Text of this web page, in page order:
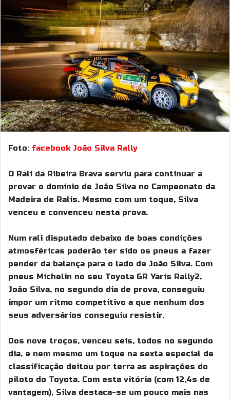
Foto: facebook João Silva Rally
O Rali da Ribeira Brava serviu para continuar a
provar o domínio de João Silva no Campeonato da
Madeira de Ralis. Mesmo com um toque, Silva
venceu e convenceu nesta prova.
Num rali disputado debaixo de boas condições
atmosféricas poderão ter sido os pneus a fazer
pender da balança para o lado de João Silva. Com
pneus Michelin no seu Toyota GR Yaris Rally2,
João Silva, no segundo dia de prova, conseguiu
impor um ritmo competitivo a que nenhum dos
seus adversários conseguiu resistir.
Dos nove troços, venceu seis, todos no segundo
dia, e nem mesmo um toque na sexta especial de
classificação deitou por terra as aspirações do
piloto do Toyota. Com esta vitória (com 12,4s de
vantagem), Silva destaca-se um pouco mais nas